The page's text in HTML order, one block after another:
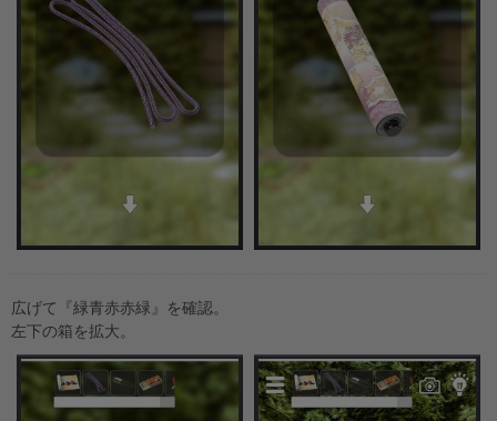
広げて『緑青赤赤緑』を確認。
左下の箱を拡大。